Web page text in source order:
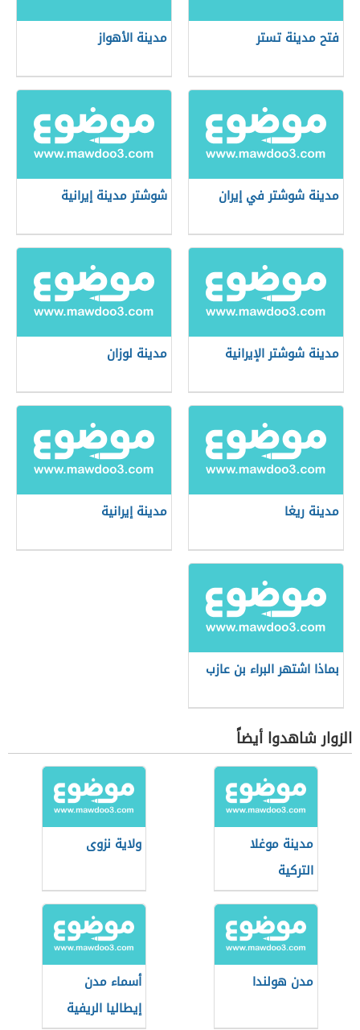
فتح مدينة تستر مدينة الأهواز
مدينة شوشتر في إيران شوشتر مدينة إيرانية
مدينة شوشتر الإيرانية مدينة لوزان
مدينة ريغا مدينة إيرانية
بماذا اشتهر البراء بن عازب
الزوار شاهدوا أيضاً
مدينة موغلا
التركية
ولاية نزوى
مدن هولندا
أسماء مدن
إيطاليا الريفية